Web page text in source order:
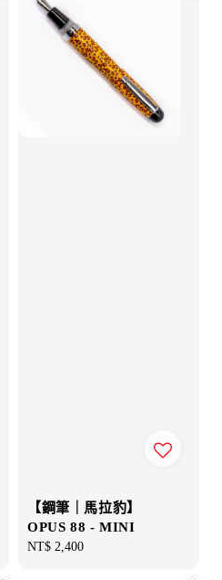
【鋼筆｜馬拉豹】
OPUS 88 - MINI
Regular
NT$ 2,400